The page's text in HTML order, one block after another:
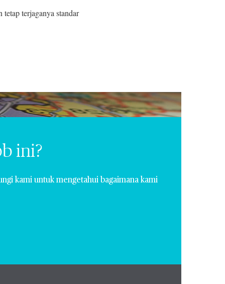
terjaganya standar
ini?
kami untuk mengetahui bagaimana kami